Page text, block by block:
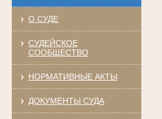
О СУДЕ
СУДЕЙСКОЕ
СООБЩЕСТВО
НОРМАТИВНЫЕ АКТЫ
ДОКУМЕНТЫ СУДА